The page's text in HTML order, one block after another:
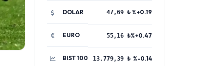
DOLAR 47,69 ₺ %+0.19
EURO 55,16 ₺%+0.47
BIST 100 13.779,39 ₺ %-0.14